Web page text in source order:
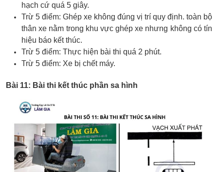
hạch cứ quá 5 giây.
Trừ 5 điểm: Ghép xe không đúng vị trí quy định. toàn bộ
thân xe nằm trong khu vực ghép xe nhưng không có tín
hiệu báo kết thúc.
Trừ 5 điểm: Thực hiện bài thi quá 2 phút.
Trừ 5 điểm: Xe bị chết máy.
Bài 11: Bài thi kết thúc phần sa hình